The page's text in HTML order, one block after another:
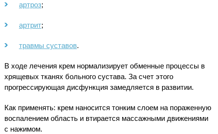
артроз;
артрит;
травмы суставов.
В ходе лечения крем нормализирует обменные процессы в
хрящевых тканях больного сустава. За счет этого
прогрессирующая дисфункция замедляется в развитии.
Как применять: крем наносится тонким слоем на пораженную
воспалением область и втирается массажными движениями
с нажимом.